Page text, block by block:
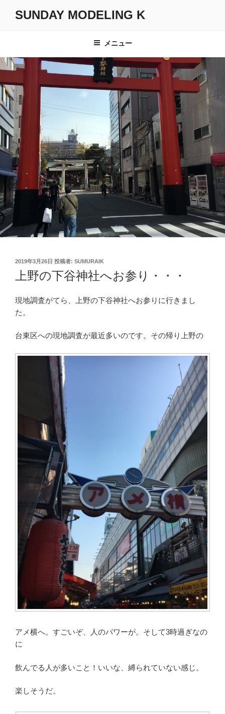
へ
キ
ッ
プ
SUNDAY MODELING K
メニュー
投
日:
2019年3月26日 投稿者: SUMURAIK
上野の下谷神社へお参り・・・
現地調査がてら、上野の下谷神社へお参りに行きまし
た。
台東区への現地調査が最近多いのです。その帰り上野の
アメ横へ。すごいぞ、人のパワーが。そして3時過ぎなの
に
飲んでる人が多いこと！いいな、縛られていない感じ。
楽しそうだ。